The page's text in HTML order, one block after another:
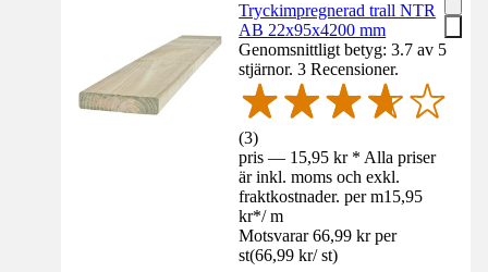
Tryckimpregnerad trall NTR
AB 22x95x4200 mm
Genomsnittligt betyg: 3.7 av 5
stjärnor. 3 Recensioner.
(3)
pris — 15,95 kr * Alla priser
är inkl. moms och exkl.
fraktkostnader. per m15,95
kr*/ m
Motsvarar 66,99 kr per
st(66,99 kr/ st)